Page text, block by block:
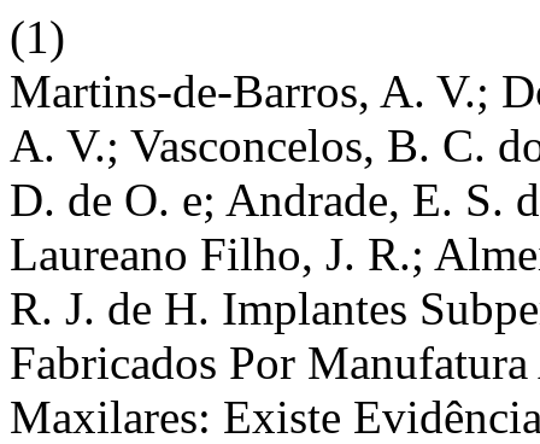
(1)
Martins-de-Barros, A. V.;
A. V.; Vasconcelos, B. C.
D. de O. e; Andrade, E. S.
Laureano Filho, J. R.;
R. J. de H. Implantes
Fabricados Por
Maxilares: Existe